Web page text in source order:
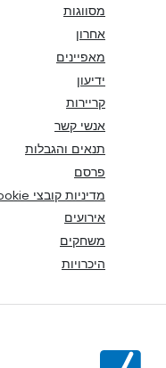
מסווגות
אחרון
מאפיינים
ידיעון
קריירות
אנשי קשר
תנאים והגבלות
פרסם
מדיניות קובצי Cookie
אירועים
משחקים
היכרויות